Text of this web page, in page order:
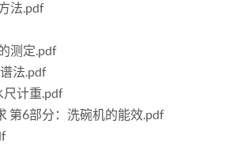
法.pdf
测定.pdf
法.pdf
尺计重.pdf
第6部分：洗碗机的能效.pdf